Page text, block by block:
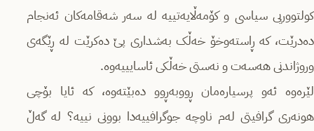
کولتووریی سیاسی و کۆمەڵایەتییە لە سەر شەقامەکان ئەنجام
دەدرێت، کە ڕاستەوخۆ خەڵک بەشداری پێ دەکرێت لە ڕێگەی
وروژاندنی هەسەت و نەستی خەڵکی ئاسایییەوە.
لێرەوە ئەو پرسیارەمان ڕووبەڕوو دەبێتەوە، کە ئایا بۆچی
هونەری گرافیتی لەم ناوچە جوگرافییەدا بوونی نییە؟ لە گەڵ